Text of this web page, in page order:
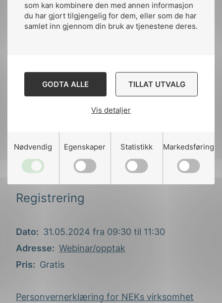
som kan kombinere den med annen informasjon
du har gjort tilgjengelig for dem, eller som de har
samlet inn gjennom din bruk av tjenestene deres.
GODTA ALLE TILLAT UTVALG
Vis detaljer
Nødvendig Egenskaper Statistikk Markedsføring
Fagsjef Ekom, NHO Elektro
Erik Helgedagsrud
Er regelverket tydelig for kunde og
installatør?
installasjoner
Espen Øien
Spesifikasjon
Kvalitetsplan
Erik Helgedagsrud / Espen Øien
Registrering
Dato
31.05.2024 fra 09:30 til 11:30
Adresse
Webinar/opptak
Pris
Gratis
Personvernerklæring for NEKs virksomhet